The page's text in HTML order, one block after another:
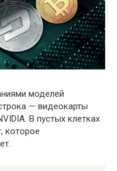
моделей
— видеокарты
В пустых клетках
которое